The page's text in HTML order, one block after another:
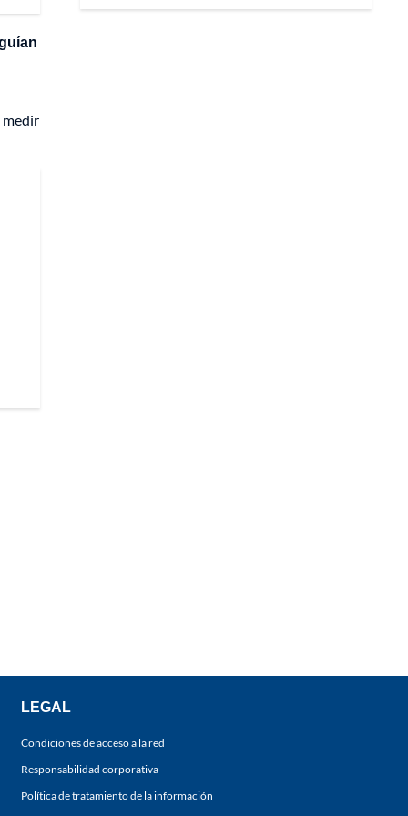
medir
LEGAL
Condiciones de acceso a la red
Responsabilidad corporativa
Política de tratamiento de la información